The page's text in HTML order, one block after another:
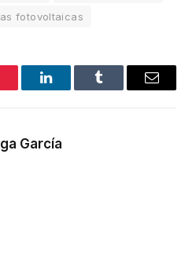
fotovoltaicas
LinkedInTumblr Email
García